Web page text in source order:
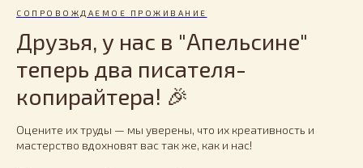
СОПРОВОЖДАЕМОЕ ПРОЖИВАНИЕ
Друзья, у нас в "Апельсине"
теперь два писателя-
копирайтера! 🎉
Оцените их труды — мы уверены, что их креативность и
мастерство вдохновят вас так же, как и нас!